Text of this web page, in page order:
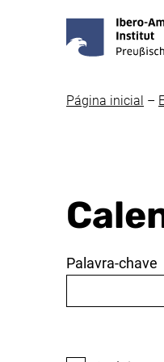
Página inicial –
Palavra-chave